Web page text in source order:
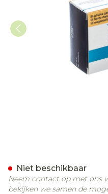
Niet beschikbaar
Neem contact op met ons
bekijken we samen de